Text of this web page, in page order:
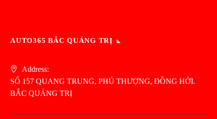
AUTO365 BẮC QUẢNG TRỊ
Address:
SỐ 157 QUANG TRUNG, PHÚ THƯỢNG, ĐỒNG HỚI.
BẮC QUẢNG TRỊ